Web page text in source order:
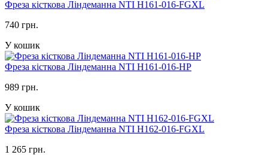
Фреза кісткова Ліндеманна NTI H161-016-FGXL
740 грн.
У кошик
Фреза кісткова Ліндеманна NTI H161-016-HP
989 грн.
У кошик
Фреза кісткова Ліндеманна NTI H162-016-FGXL
1 265 грн.